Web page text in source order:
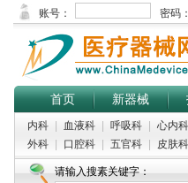
首页 新器械
内科 血液科 呼吸科 心内科
外科
口腔科 五官科 皮肤科
请输入搜素关键字：